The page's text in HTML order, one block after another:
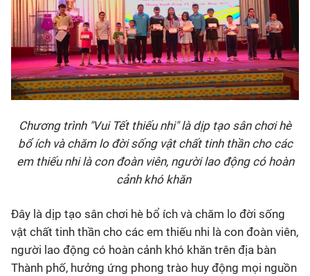
Chương trình "Vui Tết thiếu nhi" là dịp tạo sân chơi hè
bổ ích và chăm lo đời sống vật chất tinh thần cho các
em thiếu nhi là con đoàn viên, người lao động có hoàn
cảnh khó khăn
Đây là dịp tạo sân chơi hè bổ ích và chăm lo đời sống
vật chất tinh thần cho các em thiếu nhi là con đoàn viên,
người lao động có hoàn cảnh khó khăn trên địa bàn
Thành phố, hưởng ứng phong trào huy động mọi nguồn